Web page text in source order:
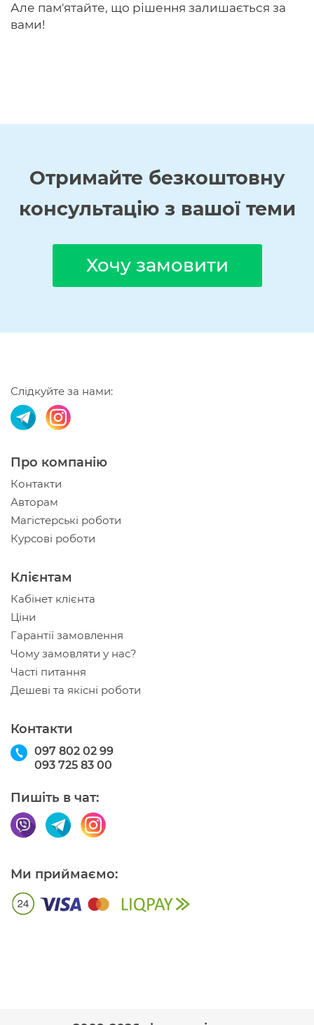
Але пам'ятайте, що рішення залишається за
вами!
Отримайте безкоштовну
консультацію з вашої теми
Хочу замовити
Слідкуйте за нами:
Про компанію
Контакти
Авторам
Магістерські роботи
Курсові роботи
Клієнтам
Кабінет клієнта
Ціни
Гарантії замовлення
Чому замовляти у нас?
Часті питання
Дешеві та якісні роботи
Контакти
097 802 02 99
093 725 83 00
Пишіть в чат:
Ми приймаємо: